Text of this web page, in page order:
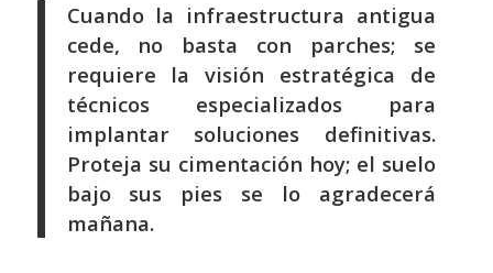
Cuando la infraestructura antigua
cede, no basta con parches; se
requiere la visión estratégica de
técnicos especializados para
implantar soluciones definitivas.
Proteja su cimentación hoy; el suelo
bajo sus pies se lo agradecerá
mañana.